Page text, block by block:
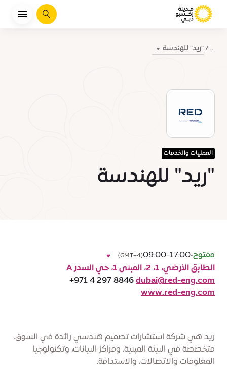
يبحث
... "ريد" للهندسة
العمليات والخدمات
"ريد" للهندسة
ريد هي شركة استشارات تصميم هندسي رائدة في السوق،
متخصصة في البيئة المبنية، ومراكز البيانات، وتكنولوجيا
المعلومات والاتصالات، والاستدامة.
مفتوح•
09:00-17:00
(GMT+4)
الطابق الأرضي، 1، 2، المبنى 1، حي السدر A
+971 4 297 8846 dubai@red-eng.com
www.red-eng.com